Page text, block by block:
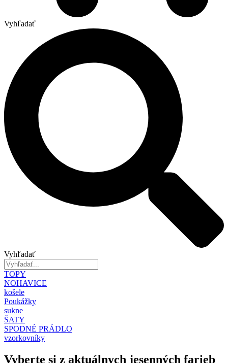
Vyhľadať
Vyhľadať
TOPY
NOHAVICE
košele
Poukážky
sukne
ŠATY
SPODNÉ PRÁDLO
vzorkovníky
Vyberte si z aktuálnych jesenných farieb